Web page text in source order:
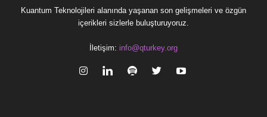
Kuantum Teknolojileri alanında yaşanan son gelişmeleri ve özgün
içerikleri sizlerle buluşturuyoruz.
İletişim: info@qturkey.org